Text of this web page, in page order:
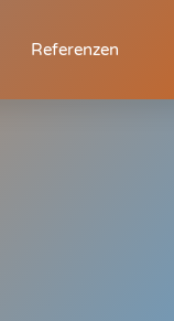
Referenzen